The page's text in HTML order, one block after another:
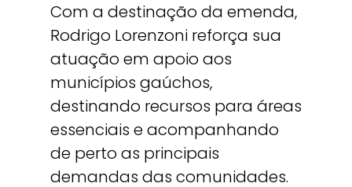
Com a destinação da emenda,
Rodrigo Lorenzoni reforça sua
atuação em apoio aos
municípios gaúchos,
destinando recursos para áreas
essenciais e acompanhando
de perto as principais
demandas das comunidades.